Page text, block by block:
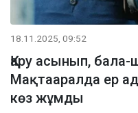
18.11.2025, 09:52
Қару асынып,
Мақтааралда ер
көз жұмды